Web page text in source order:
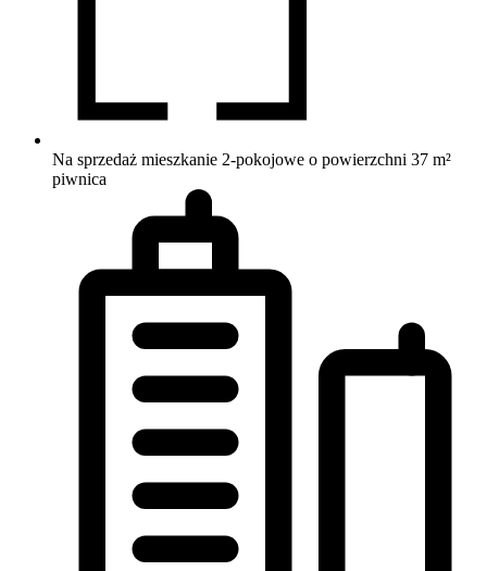
Na sprzedaż mieszkanie 2-pokojowe o powierzchni 37 m²
piwnica